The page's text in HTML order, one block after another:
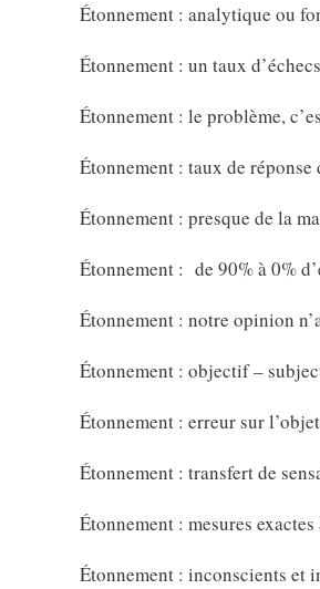
Étonnement : analytique ou
Étonnement : un taux
Étonnement : le problème,
Étonnement : taux de réponse
Étonnement : presque de la
Étonnement : de 90% à 0%
Étonnement : notre opinion
Étonnement : objectif –
Étonnement : erreur sur
Étonnement : transfert de
Étonnement : mesures exactes
Étonnement : inconscients et